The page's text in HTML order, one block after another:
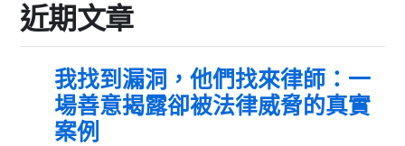
近期文章
我找到漏洞，他們找來律師：一
場善意揭露卻被法律威脅的真實
案例